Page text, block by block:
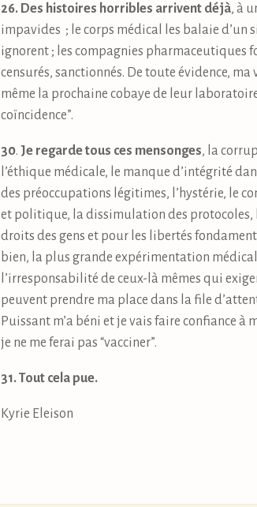
26. Des histoires horribles arrivent déjà, à
impavides ; le corps médical les balaie d’un
ignorent ; les compagnies pharmaceutiques
censurés, sanctionnés. De toute évidence,
même la prochaine cobaye de leur
coïncidence”.
30. Je regarde tous ces mensonges, la
l’éthique médicale, le manque d’intégrité
des préoccupations légitimes, l’hystérie, le
et politique, la dissimulation des protocoles,
droits des gens et pour les libertés
bien, la plus grande expérimentation
l’irresponsabilité de ceux-là mêmes qui
peuvent prendre ma place dans la file
Puissant m’a béni et je vais faire confiance
je ne me ferai pas “vacciner”.
31. Tout cela pue.
Kyrie Eleison